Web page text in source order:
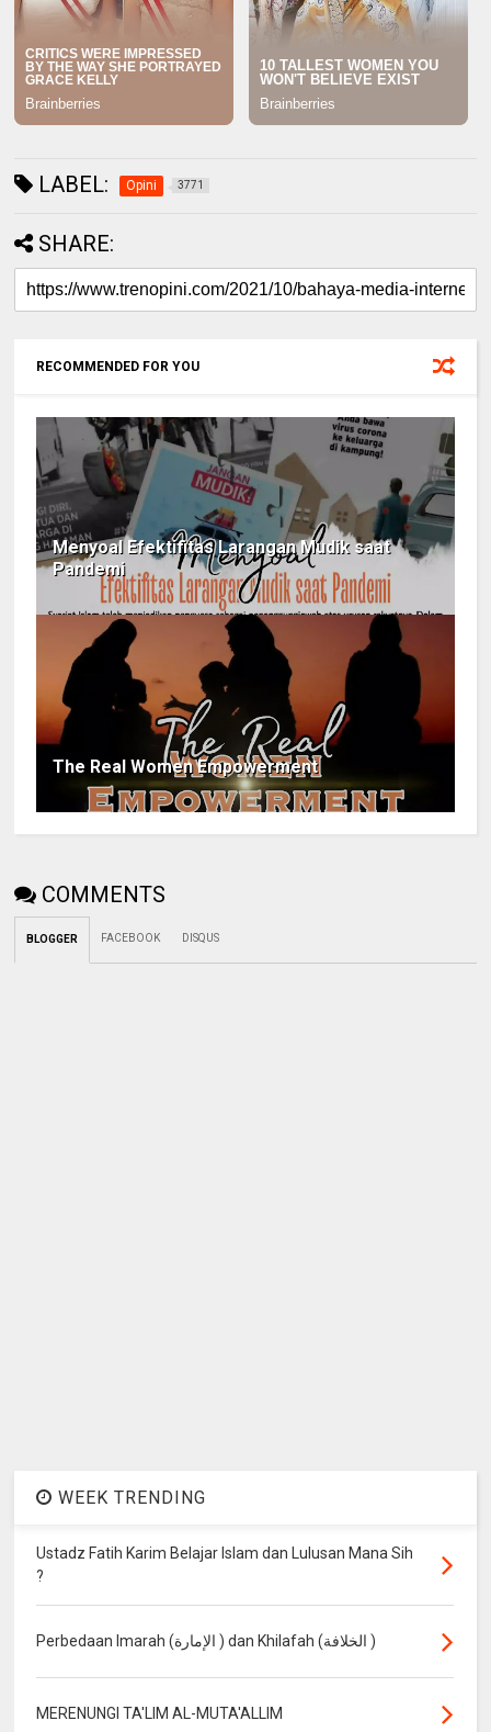
LABEL: Opini 3771
SHARE:
RECOMMENDED FOR YOU
Menyoal Efektifitas Larangan Mudik saat
Pandemi
The Real Women Empowerment
COMMENTS
BLOGGER FACEBOOK DISQUS
WEEK TRENDING
Ustadz Fatih Karim Belajar Islam dan Lulusan Mana Sih
?
Perbedaan Imarah (الإمارة ) dan Khilafah (الخلافة )
MERENUNGI TA'LIM AL-MUTA'ALLIM